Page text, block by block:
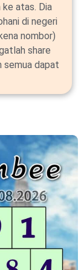
ke atas. Dia
di negeri
nombor)
share
semua dapat